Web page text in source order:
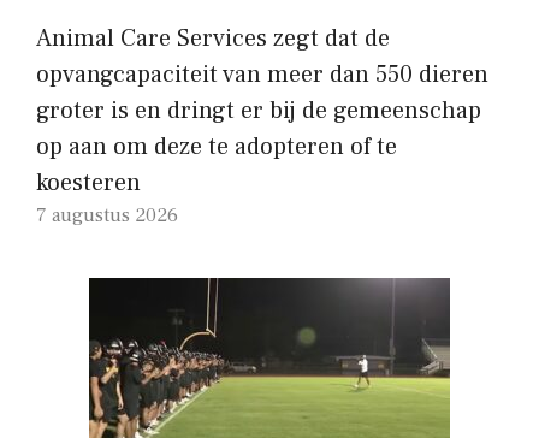
Animal Care Services zegt dat de
opvangcapaciteit van meer dan 550 dieren
groter is en dringt er bij de gemeenschap
op aan om deze te adopteren of te
koesteren
7 augustus 2026